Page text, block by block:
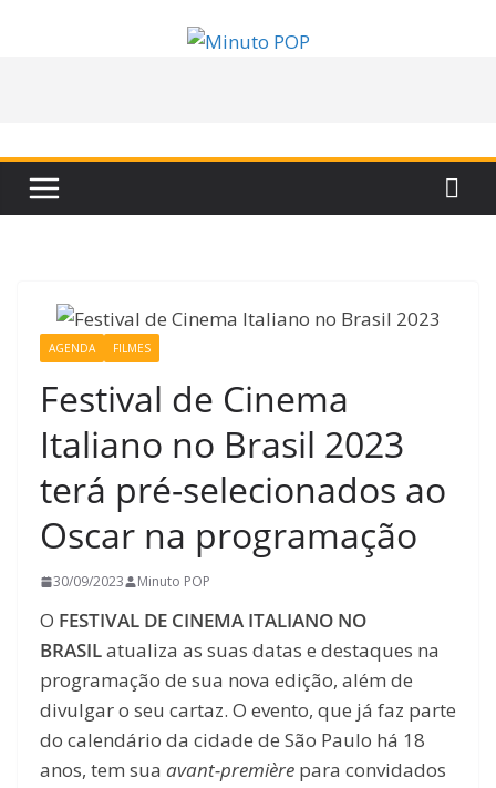
AGENDA FILMES
Festival de Cinema
Italiano no Brasil 2023
terá pré-selecionados ao
Oscar na programação
30/09/2023 Minuto POP
O FESTIVAL DE CINEMA ITALIANO NO
BRASILatualiza as suas datas e destaques na
programação de sua nova edição, além de
divulgar o seu cartaz. O evento, que já faz parte
do calendário da cidade de São Paulo há 18
anos, tem sua avant-première para convidados